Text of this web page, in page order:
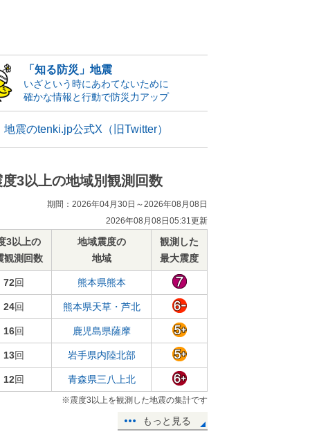
「知る防災」地震
いざという時にあわてないために
確かな情報と行動で防災力アップ
地震のtenki.jp公式X（旧Twitter）
度3以上の地域別観測回数
期間：2026年04月30日～2026年08月08日
2026年08月08日05:31更新
3以上の
観測回数
地域震度の
地域
観測した
最大震度
72回 熊本県熊本
24回 熊本県天草・芦北
16回 鹿児島県薩摩
13回 岩手県内陸北部
12回 青森県三八上北
※震度3以上を観測した地震の集計です
もっと見る